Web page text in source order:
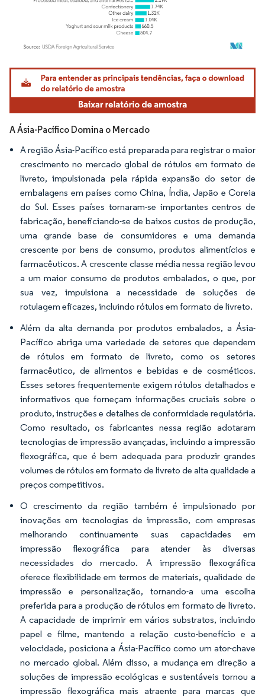
Imagem © Mordor Intelligence. O reuso requer atribuição conforme CC BY 4.0.
A Ásia-Pacífico Domina o Mercado
A região Ásia-Pacífico está preparada para registrar o maior
crescimento no mercado global de rótulos em formato de
livreto, impulsionada pela rápida expansão do setor de
embalagens em países como China, Índia, Japão e Coreia
do Sul. Esses países tornaram-se importantes centros de
fabricação, beneficiando-se de baixos custos de produção,
uma grande base de consumidores e uma demanda
crescente por bens de consumo, produtos alimentícios e
farmacêuticos. A crescente classe média nessa região levou
a um maior consumo de produtos embalados, o que, por
sua vez, impulsiona a necessidade de soluções de
rotulagem eficazes, incluindo rótulos em formato de livreto.
Além da alta demanda por produtos embalados, a Ásia-
Pacífico abriga uma variedade de setores que dependem
de rótulos em formato de livreto, como os setores
farmacêutico, de alimentos e bebidas e de cosméticos.
Esses setores frequentemente exigem rótulos detalhados e
informativos que forneçam informações cruciais sobre o
produto, instruções e detalhes de conformidade regulatória.
Como resultado, os fabricantes nessa região adotaram
tecnologias de impressão avançadas, incluindo a impressão
flexográfica, que é bem adequada para produzir grandes
volumes de rótulos em formato de livreto de alta qualidade a
preços competitivos.
O crescimento da região também é impulsionado por
inovações em tecnologias de impressão, com empresas
melhorando continuamente suas capacidades em
impressão flexográfica para atender às diversas
necessidades do mercado. A impressão flexográfica
oferece flexibilidade em termos de materiais, qualidade de
impressão e personalização, tornando-a uma escolha
preferida para a produção de rótulos em formato de livreto.
A capacidade de imprimir em vários substratos, incluindo
papel e filme, mantendo a relação custo-benefício e a
velocidade, posiciona a Ásia-Pacífico como um ator-chave
no mercado global. Além disso, a mudança em direção a
soluções de impressão ecológicas e sustentáveis tornou a
impressão flexográfica mais atraente para marcas que